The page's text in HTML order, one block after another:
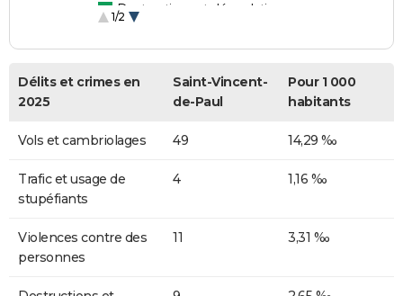
Destructions et dégradations
1/2
Délits et crimes en
2025
Saint-Vincent-
de-Paul
Pour 1 000
habitants
Vols et cambriolages 49 14,29 ‰
Trafic et usage de
stupéfiants
4 1,16 ‰
Violences contre des
personnes
11 3,31 ‰